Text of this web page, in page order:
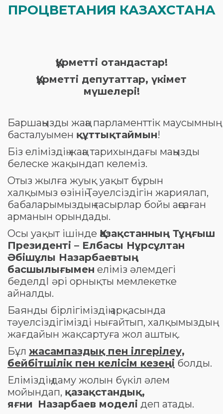
ПРОЦВЕТАНИЯ КАЗАХСТАНА
Құрметті отандастар!
Құрметті депутаттар, үкімет
мүшелері!
Баршаңызды жаңа парламенттік маусымның
басталуымен құттықтаймын!
Біз еліміздің жаңа тарихындағы маңызды
белеске жақындап келеміз.
Отыз жылға жуық уақыт бұрын
халқымыз өзінің Тәуелсіздігін жариялап,
бабаларымыздың ғасырлар бойы аңсаған
арманын орындады.
Осы уақыт ішінде Қазақстанның Тұңғыш
Президенті – Елбасы Нұрсұлтан
Әбішұлы Назарбаевтың
басшылығымен еліміз әлемдегі
беделдІ әрі орнықты мемлекетке
айналды.
Баянды бірлігіміздің арқасында
тәуелсіздігімізді нығайтып, халқымыздың
жағдайын жақсартуға жол аштық.
Бұл жасампаздық пен ілгерілеу,
бейбітшілік пен келісім кезеңі болды.
Еліміздің даму жолын бүкіл әлем
мойындап, қазақстандық,
яғни Назарбаев моделі деп атады.